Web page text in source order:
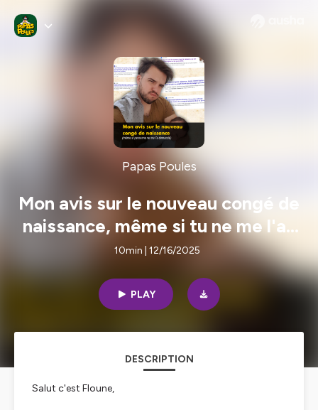
Papas Poules
Mon avis sur le nouveau congé de
naissance, même si tu ne me l'as
pas demandé
10min | 12/16/2025
PLAY
DESCRIPTION
Salut c'est Floune,